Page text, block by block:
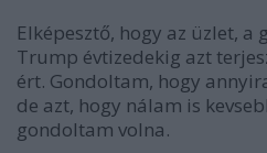
Elképesztő, hogy az üzlet, a
Trump évtizedekig azt
ért. Gondoltam, hogy
de azt, hogy nálam is
gondoltam volna.